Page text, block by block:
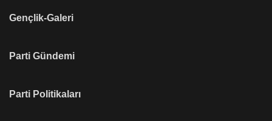
Gençlik-Galeri
Parti Gündemi
Parti Politikaları